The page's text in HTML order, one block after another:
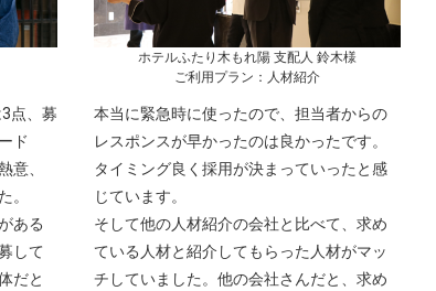
点、募
ド
意、
。
ある
して
だと
ホテルふたり木もれ陽 支配人 鈴木様
ご利用プラン：人材紹介
本当に緊急時に使ったので、担当者からの
レスポンスが早かったのは良かったです。
タイミング良く採用が決まっていったと感
じています。
そして他の人材紹介の会社と比べて、求め
ている人材と紹介してもらった人材がマッ
チしていました。他の会社さんだと、求め